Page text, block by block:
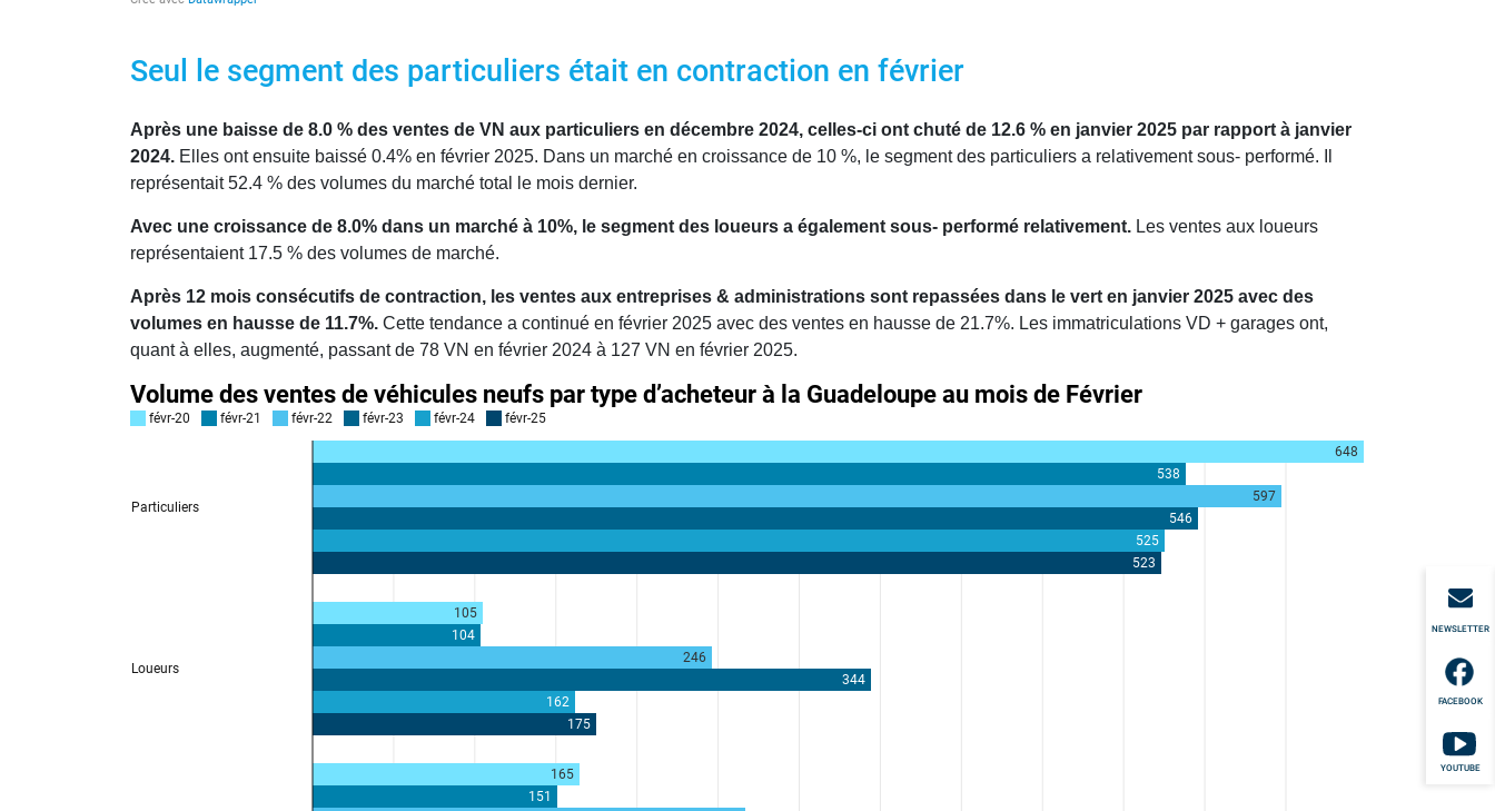
NEWSLETTER
FACEBOOK
YOUTUBE
Seul le segment des particuliers était en contraction en février
Après une baisse de 8.0 % des ventes de VN aux particuliers en décembre 2024, celles-ci ont chuté de 12.6 % en janvier 2025 par rapport à janvier
2024. Elles ont ensuite baissé 0.4% en février 2025. Dans un marché en croissance de 10 %, le segment des particuliers a relativement sous- performé. Il
représentait 52.4 % des volumes du marché total le mois dernier.
Avec une croissance de 8.0% dans un marché à 10%, le segment des loueurs a également sous- performé relativement. Les ventes aux loueurs
représentaient 17.5 % des volumes de marché.
Après 12 mois consécutifs de contraction, les ventes aux entreprises & administrations sont repassées dans le vert en janvier 2025 avec des
volumes en hausse de 11.7%. Cette tendance a continué en février 2025 avec des ventes en hausse de 21.7%. Les immatriculations VD + garages ont,
quant à elles, augmenté, passant de 78 VN en février 2024 à 127 VN en février 2025.